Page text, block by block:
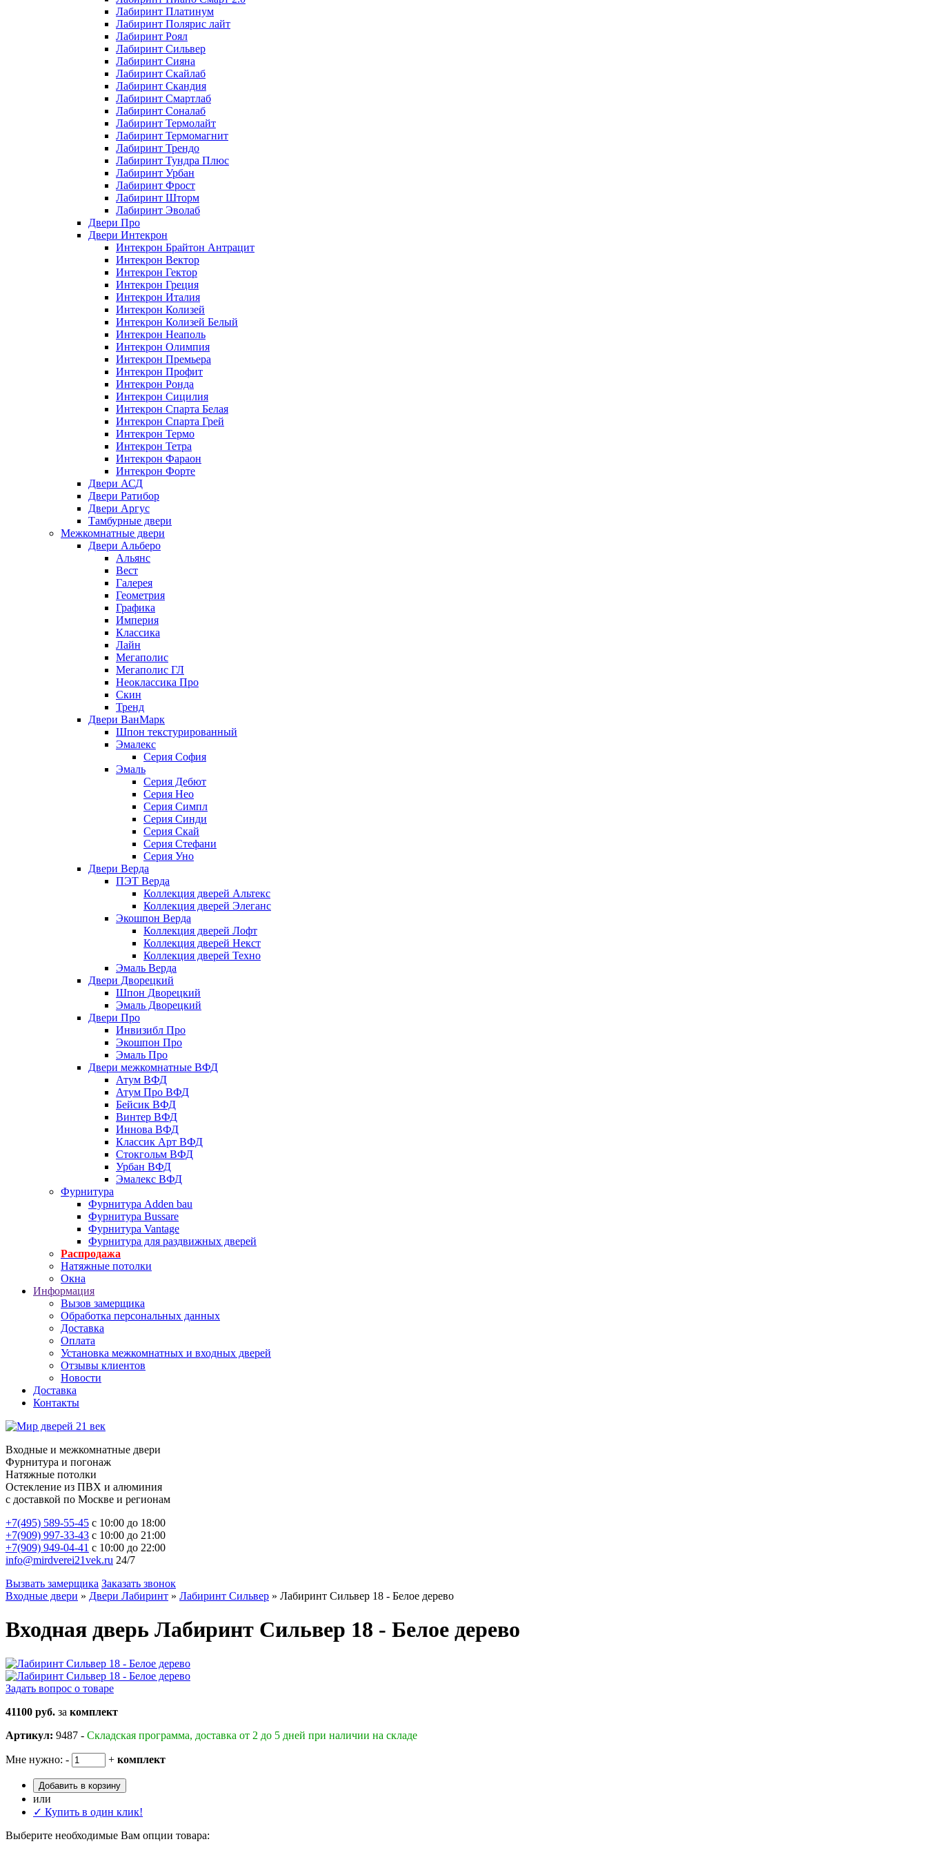
Лабиринт Платинум
Лабиринт Полярис лайт
Лабиринт Роял
Лабиринт Сильвер
Лабиринт Сияна
Лабиринт Скайлаб
Лабиринт Скандия
Лабиринт Смартлаб
Лабиринт Соналаб
Лабиринт Термолайт
Лабиринт Термомагнит
Лабиринт Трендо
Лабиринт Тундра Плюс
Лабиринт Урбан
Лабиринт Фрост
Лабиринт Шторм
Лабиринт Эволаб
Двери Про
Двери Интекрон
Интекрон Брайтон Антрацит
Интекрон Вектор
Интекрон Гектор
Интекрон Греция
Интекрон Италия
Интекрон Колизей
Интекрон Колизей Белый
Интекрон Неаполь
Интекрон Олимпия
Интекрон Премьера
Интекрон Профит
Интекрон Ронда
Интекрон Сицилия
Интекрон Спарта Белая
Интекрон Спарта Грей
Интекрон Термо
Интекрон Тетра
Интекрон Фараон
Интекрон Форте
Двери АСД
Двери Ратибор
Двери Аргус
Тамбурные двери
Межкомнатные двери
Двери Альберо
Альянс
Вест
Галерея
Геометрия
Графика
Империя
Классика
Лайн
Мегаполис
Мегаполис ГЛ
Неоклассика Про
Скин
Тренд
Двери ВанМарк
Шпон текстурированный
Эмалекс
Серия София
Эмаль
Серия Дебют
Серия Нео
Серия Симпл
Серия Синди
Серия Скай
Серия Стефани
Серия Уно
Двери Верда
ПЭТ Верда
Коллекция дверей Альтекс
Коллекция дверей Элеганс
Экошпон Верда
Коллекция дверей Лофт
Коллекция дверей Некст
Коллекция дверей Техно
Эмаль Верда
Двери Дворецкий
Шпон Дворецкий
Эмаль Дворецкий
Двери Про
Инвизибл Про
Экошпон Про
Эмаль Про
Двери межкомнатные ВФД
Атум ВФД
Атум Про ВФД
Бейсик ВФД
Винтер ВФД
Иннова ВФД
Классик Арт ВФД
Стокгольм ВФД
Урбан ВФД
Эмалекс ВФД
Фурнитура
Фурнитура Adden bau
Фурнитура Bussare
Фурнитура Vantage
Фурнитура для раздвижных дверей
Распродажа
Натяжные потолки
Окна
Информация
Вызов замерщика
Обработка персональных данных
Доставка
Оплата
Установка межкомнатных и входных дверей
Отзывы клиентов
Новости
Доставка
Контакты
Входные и межкомнатные двери
Фурнитура и погонаж
Натяжные потолки
Остекление из ПВХ и алюминия
с доставкой по Москве и регионам
+7(495) 589-55-45 с 10:00 до 18:00
+7(909) 997-33-43 с 10:00 до 21:00
+7(909) 949-04-41 с 10:00 до 22:00
info@mirdverei21vek.ru 24/7
Вызвать замерщика Заказать звонок
Входные двери » Двери Лабиринт » Лабиринт Сильвер » Лабиринт Сильвер 18 - Белое дерево
Входная дверь Лабиринт Сильвер 18 - Белое дерево
Задать вопрос о товаре
41100 руб. за комплект
Артикул: 9487 - Складская программа, доставка от 2 до 5 дней при наличии на складе
Мне нужно: - + комплект
Добавить в корзину
или
✓ Купить в один клик!
Выберите необходимые Вам опции товара: